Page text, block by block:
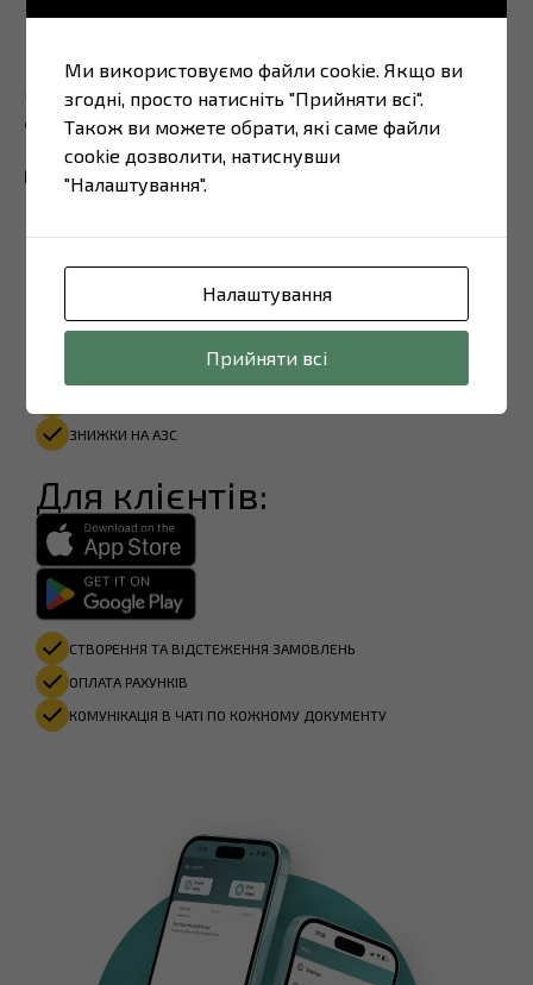
Завантажте наш
додаток
Для водіїв:
ПЕРЕГЛЯД ОНЛАЙН-КАМЕР НА ПУНКТАХ ПРОПУСКУ
НАДАННЯ ДЕКЛАРАЦІЇ НА КПП ЧЕРЕЗ QR-КОД
ЗНИЖКИ НА АЗС
Для клієнтів:
СТВОРЕННЯ ТА ВІДСТЕЖЕННЯ ЗАМОВЛЕНЬ
ОПЛАТА РАХУНКІВ​
КОМУНІКАЦІЯ В ЧАТІ ПО КОЖНОМУ ДОКУМЕНТУ
Ми використовуємо файли cookie. Якщо ви
згодні, просто натисніть "Прийняти всі".
Також ви можете обрати, які саме файли
cookie дозволити, натиснувши
"Налаштування".
Налаштування
Прийняти всі